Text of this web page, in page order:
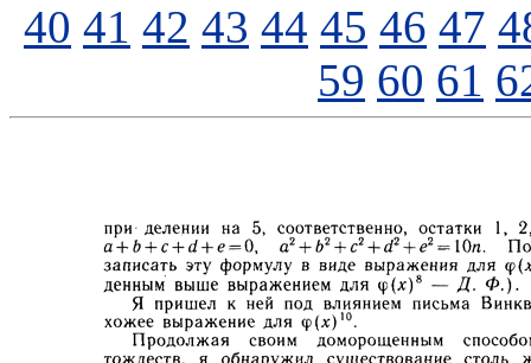
40 41 42 43 44 45 46 47
59 60 61